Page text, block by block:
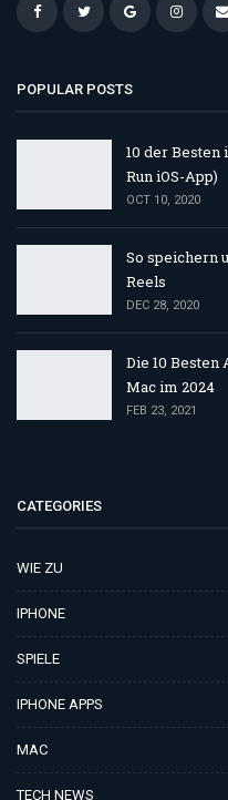
POPULAR POSTS
10 der Besten
Run iOS-App)
OCT 10, 2020
So speichern
Reels
DEC 28, 2020
Die 10
Mac im 2024
FEB 23, 2021
CATEGORIES
WIE ZU
IPHONE
SPIELE
IPHONE APPS
MAC
TECH NEWS